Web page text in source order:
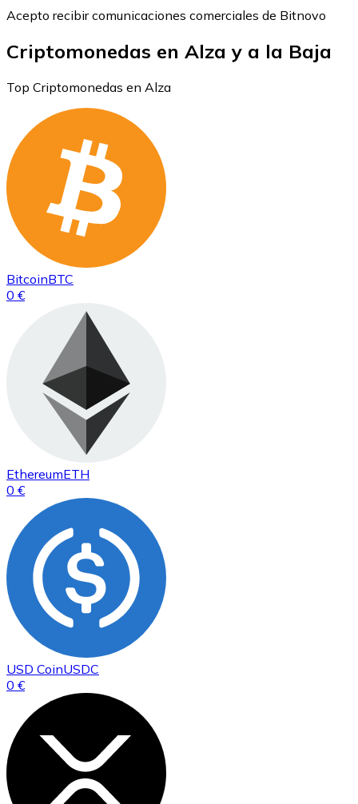
Acepto recibir comunicaciones comerciales de Bitnovo
Criptomonedas en Alza y a la Baja
Top Criptomonedas en Alza
BitcoinBTC
0 €
EthereumETH
0 €
USD CoinUSDC
0 €